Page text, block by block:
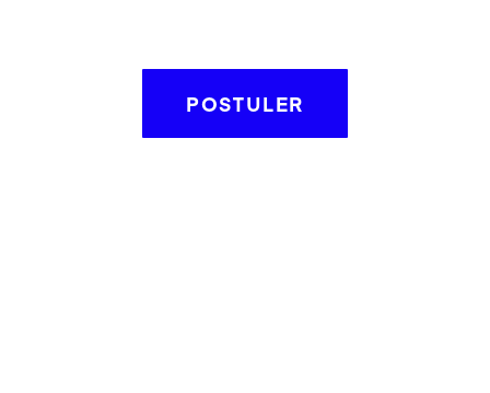
POSTULER